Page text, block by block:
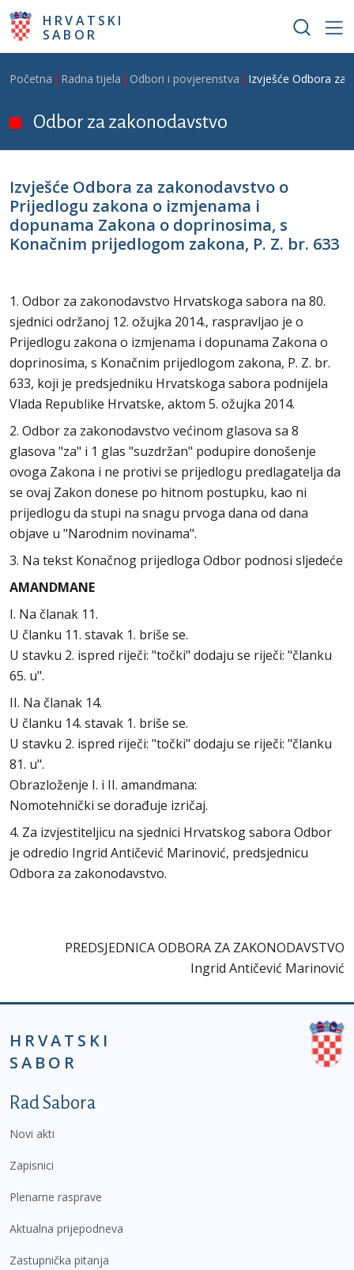
Skoči na glavni sadržaj
HRVATSKI
SABOR
Breadcrumb
Početna Radna tijela Odbori i povjerenstva Izvješće Odbora za
Odbor za zakonodavstvo
Izvješće Odbora za zakonodavstvo o
Prijedlogu zakona o izmjenama i
dopunama Zakona o doprinosima, s
Konačnim prijedlogom zakona, P. Z. br. 633
1. Odbor za zakonodavstvo Hrvatskoga sabora na 80.
sjednici održanoj 12. ožujka 2014., raspravljao je o
Prijedlogu zakona o izmjenama i dopunama Zakona o
doprinosima, s Konačnim prijedlogom zakona, P. Z. br.
633, koji je predsjedniku Hrvatskoga sabora podnijela
Vlada Republike Hrvatske, aktom 5. ožujka 2014.
2. Odbor za zakonodavstvo većinom glasova sa 8
glasova "za" i 1 glas "suzdržan" podupire donošenje
ovoga Zakona i ne protivi se prijedlogu predlagatelja da
se ovaj Zakon donese po hitnom postupku, kao ni
prijedlogu da stupi na snagu prvoga dana od dana
objave u "Narodnim novinama".
3. Na tekst Konačnog prijedloga Odbor podnosi sljedeće
AMANDMANE
I. Na članak 11.
U članku 11. stavak 1. briše se.
U stavku 2. ispred riječi: "točki" dodaju se riječi: "članku
65. u".
II. Na članak 14.
U članku 14. stavak 1. briše se.
U stavku 2. ispred riječi: "točki" dodaju se riječi: "članku
81. u".
Obrazloženje I. i II. amandmana:
Nomotehnički se dorađuje izričaj.
4. Za izvjestiteljicu na sjednici Hrvatskog sabora Odbor
je odredio Ingrid Antičević Marinović, predsjednicu
Odbora za zakonodavstvo.
PREDSJEDNICA ODBORA ZA ZAKONODAVSTVO
Ingrid Antičević Marinović
HRVATSKI
SABOR
Podnožje prvi izbornik
Rad Sabora
Novi akti
Zapisnici
Plenarne rasprave
Aktualna prijepodneva
Zastupnička pitanja